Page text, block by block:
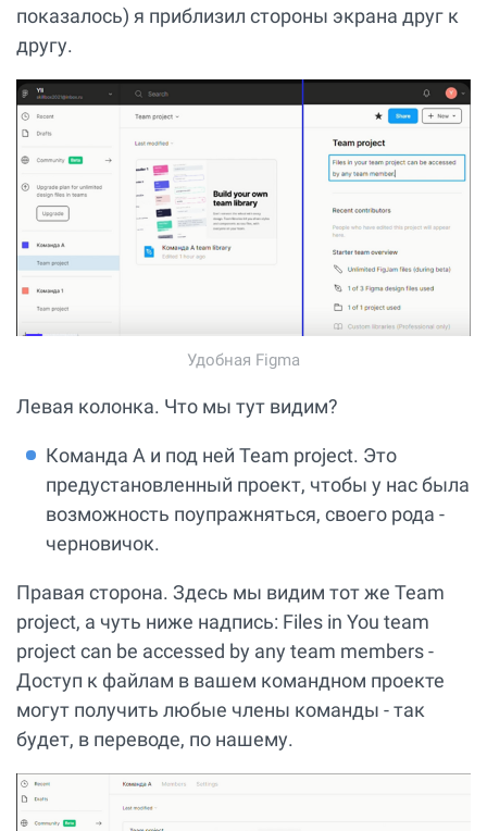
показалось) я приблизил стороны экрана друг к
другу.
Удобная Figma
Левая колонка. Что мы тут видим?
Команда А и под ней Team project. Это
предустановленный проект, чтобы у нас была
возможность поупражняться, своего рода -
черновичок.
Правая сторона. Здесь мы видим тот же Team
project, а чуть ниже надпись: Files in You team
project can be accessed by any team members -
Доступ к файлам в вашем командном проекте
могут получить любые члены команды - так
будет, в переводе, по нашему.